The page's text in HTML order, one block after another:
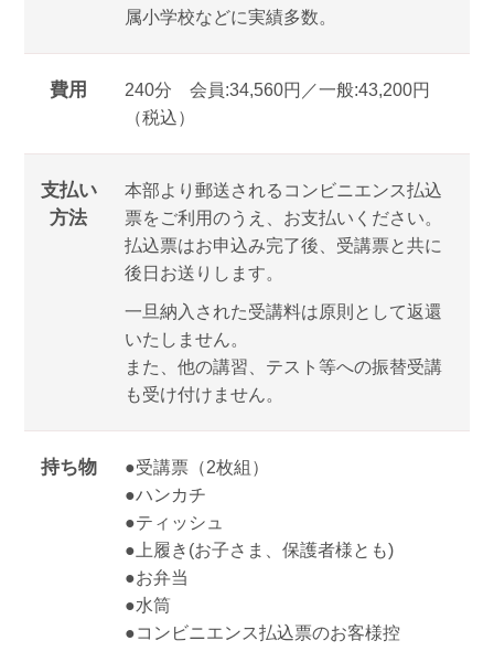
属小学校などに実績多数。
費用
240分 会員:34,560円／一般:43,200円
（税込）
支払い
方法
本部より郵送されるコンビニエンス払込
票をご利用のうえ、お支払いください。
払込票はお申込み完了後、受講票と共に
後日お送りします。
一旦納入された受講料は原則として返還
いたしません。
また、他の講習、テスト等への振替受講
も受け付けません。
持ち物
●受講票（2枚組）
●ハンカチ
●ティッシュ
●上履き(お子さま、保護者様とも)
●お弁当
●水筒
●コンビニエンス払込票のお客様控